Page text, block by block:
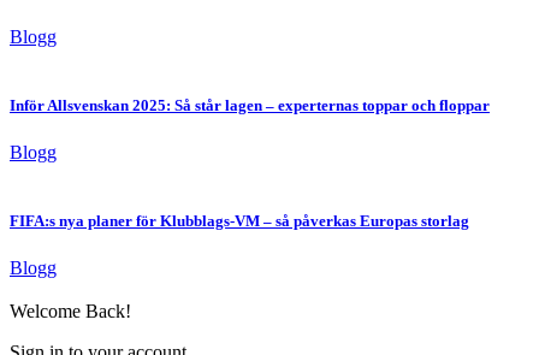
Blogg
Inför Allsvenskan 2025: Så står lagen – experternas toppar och floppar
Blogg
FIFA:s nya planer för Klubblags-VM – så påverkas Europas storlag
Blogg
Welcome Back!